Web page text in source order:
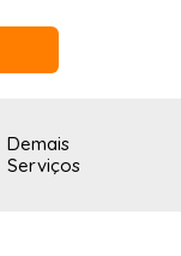
Demais
Serviços